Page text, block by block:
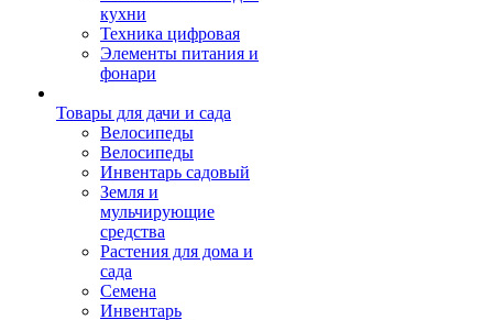
кухни
Техника цифровая
Элементы питания и
фонари
Товары для дачи и сада
Велосипеды
Велосипеды
Инвентарь садовый
Земля и
мульчирующие
средства
Растения для дома и
сада
Семена
Инвентарь